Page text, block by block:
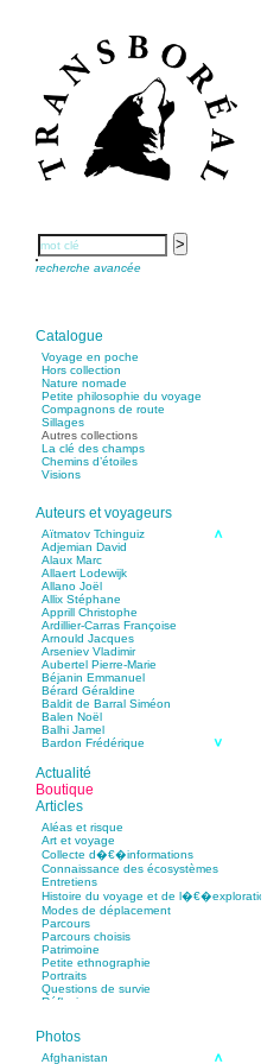
recherche avancée
Catalogue
Voyage en poche
Hors collection
Nature nomade
Petite philosophie du voyage
Compagnons de route
Sillages
Autres collections
La clé des champs
Chemins d’étoiles
Visions
Auteurs et voyageurs
Aïtmatov Tchinguiz
Adjemian David
Alaux Marc
Allaert Lodewijk
Allano Joël
Allix Stéphane
Apprill Christophe
Ardillier-Carras Françoise
Arnould Jacques
Arseniev Vladimir
Aubertel Pierre-Marie
Béjanin Emmanuel
Bérard Géraldine
Baldit de Barral Siméon
Balen Noël
Balhi Jamel
Bardon Frédérique
Bastide Fabien
Baudin Julie
Baujard Jacques
Bazin Sylvain
Bellanger Marc
Bellec Hervé
Belleville Régis
Benestar Géraldine
Benoist Yann
Bertrand Jordane
Bertrandy Antoine
Bezsonov Youri
Bideau Michel-Cosme
Billard Yannick
Blanchet Anne-Lise
Bluntzer Christophe
Bobin Mathieu
Boch Anne-Laure
Boch Julie
Boillot Henri
Bonnem Éric
Boudart Jean-Louis
Actualité
Boutique
Articles
Aléas et risque
Art et voyage
Collecte d�€�informations
Connaissance des écosystèmes
Entretiens
Histoire du voyage et de l�€�exploration
Modes de déplacement
Parcours
Parcours choisis
Patrimoine
Petite ethnographie
Portraits
Questions de survie
Réflexions
Photos
Afghanistan